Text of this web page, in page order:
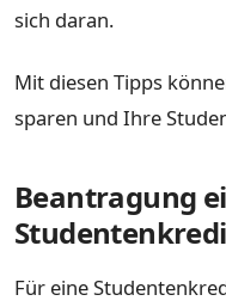
sich daran.
Mit diesen Tipps
sparen und Ihre
Beantragung
Für eine